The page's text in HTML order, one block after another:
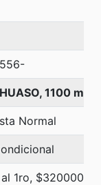
1100
Normal
al 1ro, $320000